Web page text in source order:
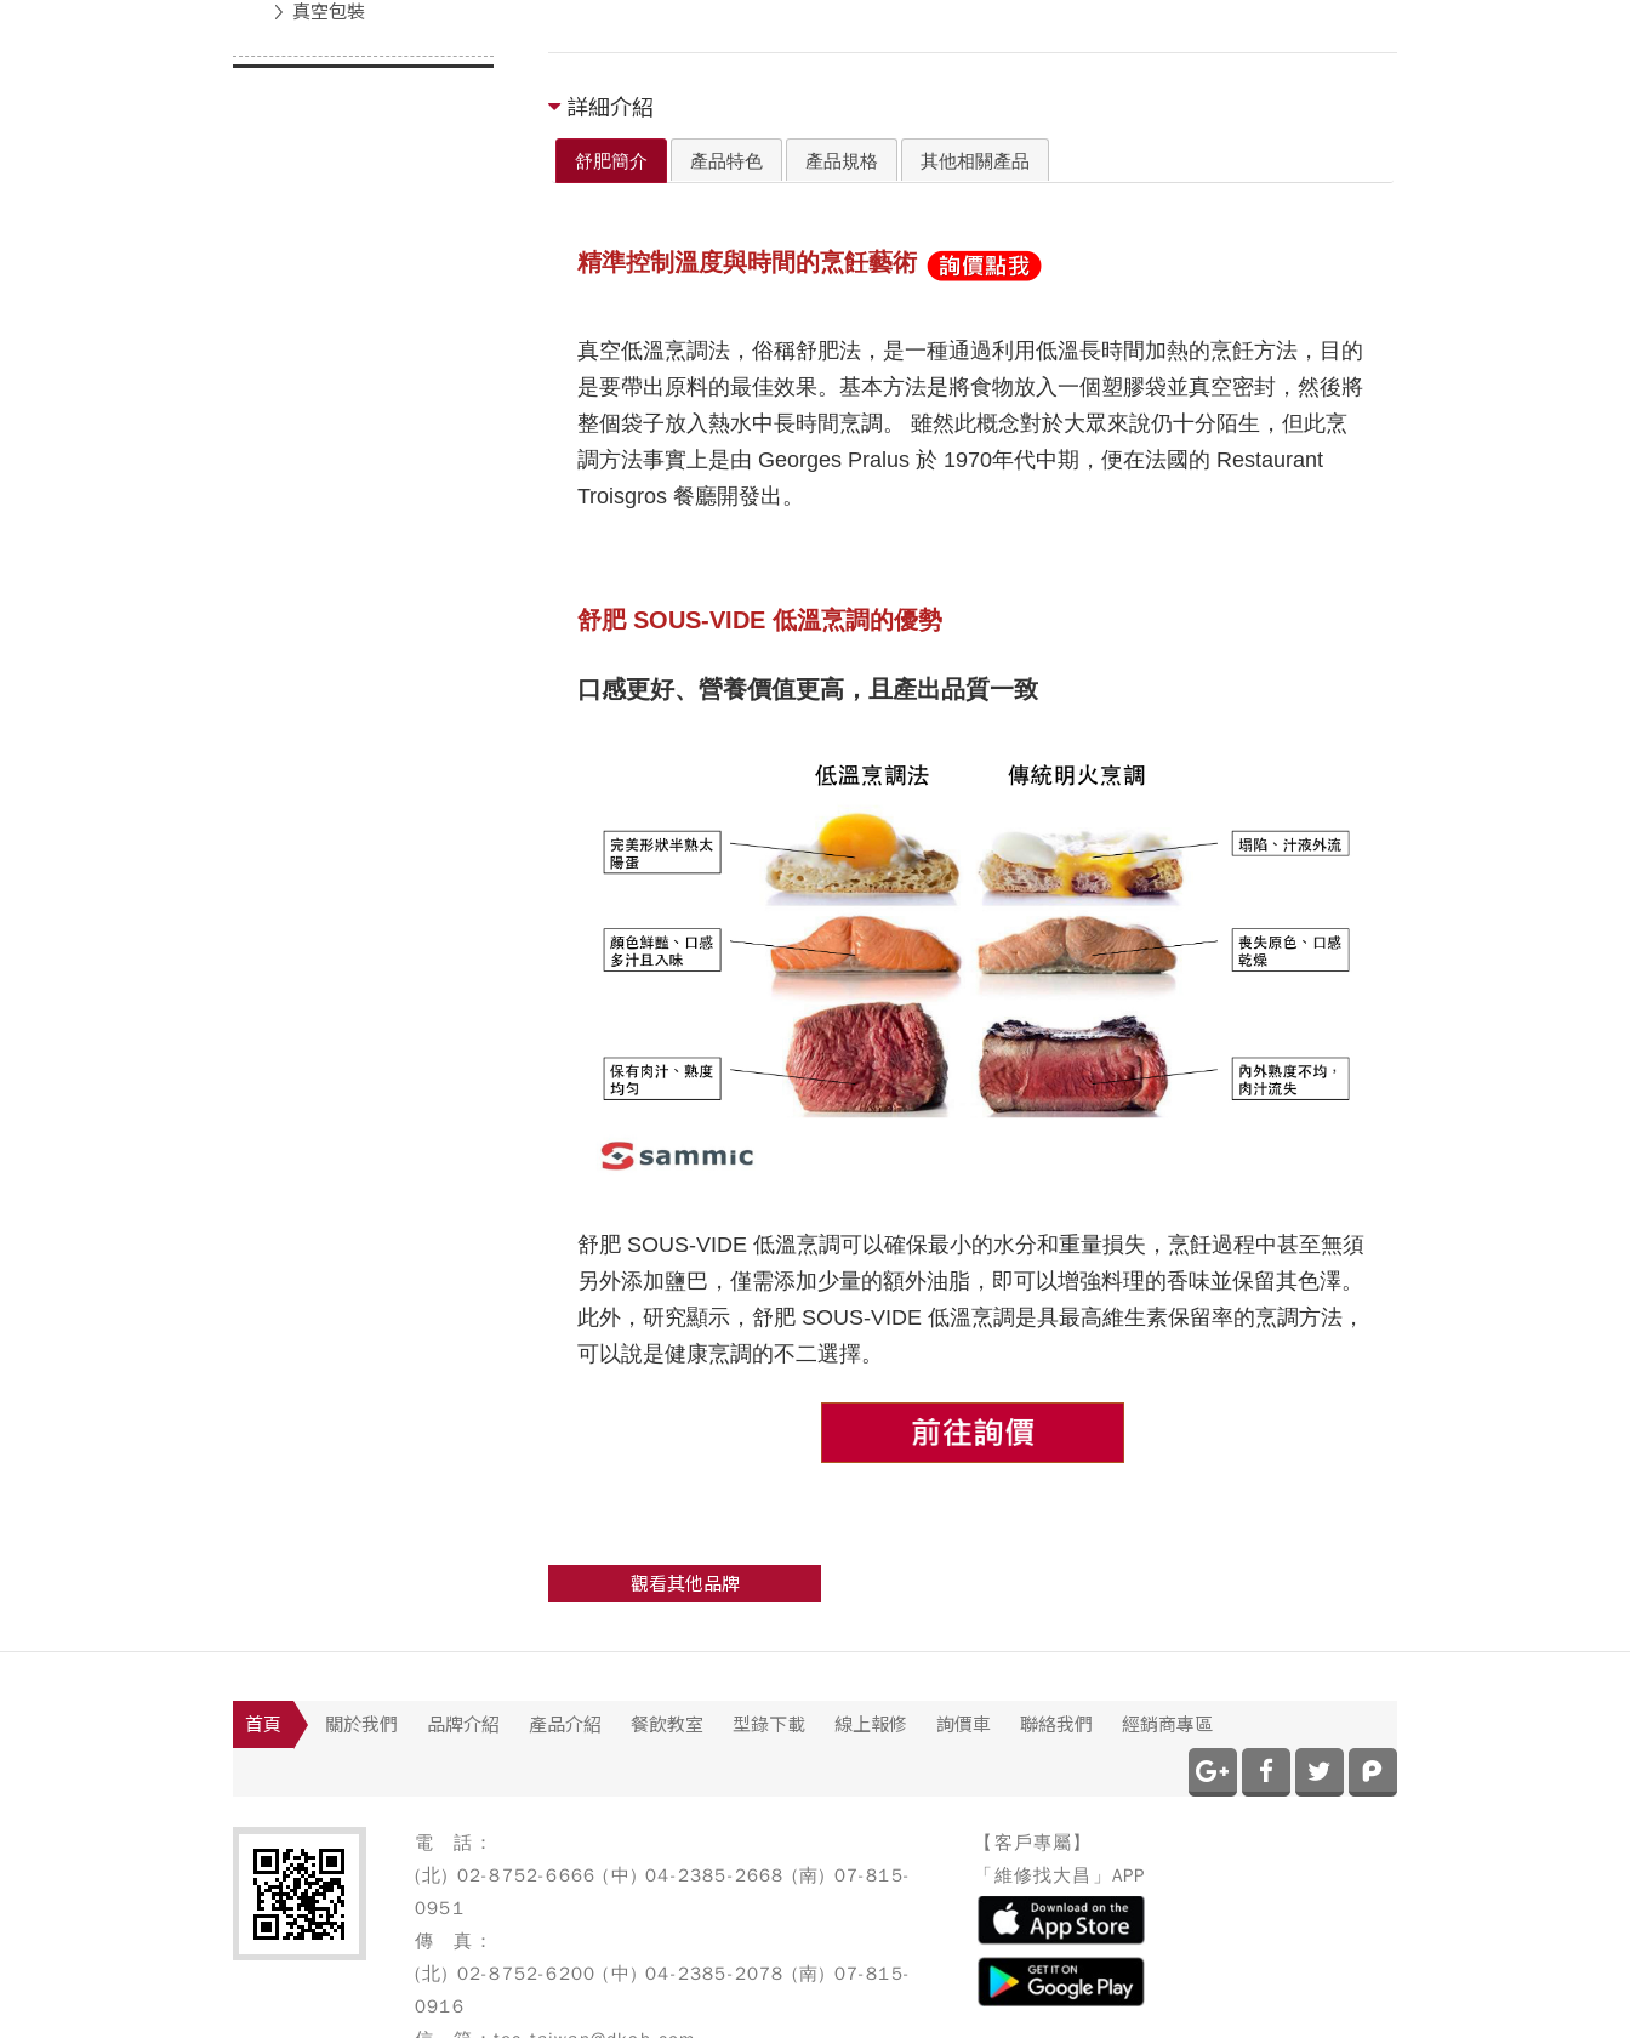
真空包裝
詳細介紹
舒肥簡介 產品特色 產品規格 其他相關產品
精準控制溫度與時間的烹飪藝術
真空低溫烹調法，俗稱舒肥法，是一種通過利用低溫長時間加熱的烹飪方法，目的
是要帶出原料的最佳效果。基本方法是將食物放入一個塑膠袋並真空密封，然後將
整個袋子放入熱水中長時間烹調。 雖然此概念對於大眾來說仍十分陌生，但此烹
調方法事實上是由 Georges Pralus 於 1970年代中期，便在法國的 Restaurant
Troisgros 餐廳開發出。
舒肥 SOUS-VIDE 低溫烹調的優勢
口感更好、營養價值更高，且產出品質一致
舒肥 SOUS-VIDE 低溫烹調可以確保最小的水分和重量損失，烹飪過程中甚至無須
另外添加鹽巴，僅需添加少量的額外油脂，即可以增強料理的香味並保留其色澤。
此外，研究顯示，舒肥 SOUS-VIDE 低溫烹調是具最高維生素保留率的烹調方法，
可以說是健康烹調的不二選擇。
觀看其他品牌
首頁 關於我們 品牌介紹 產品介紹 餐飲教室 型錄下載 線上報修 詢價車 聯絡我們 經銷商專區
電 話：
(北) 02-8752-6666 (中) 04-2385-2668 (南) 07-815-
0951
傳 真：
(北) 02-8752-6200 (中) 04-2385-2078 (南) 07-815-
0916
【客戶專屬】
「維修找大昌」APP